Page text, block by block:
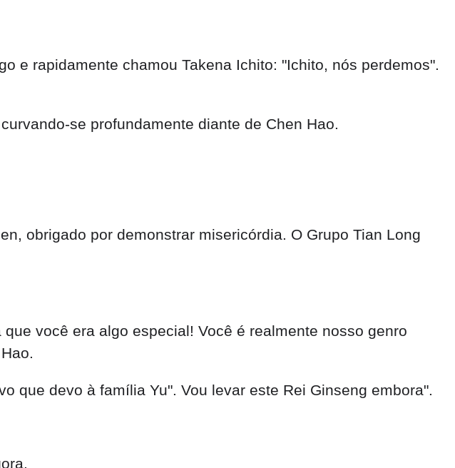
e rapidamente chamou Takena Ichito: "Ichito, nós perdemos".
se profundamente diante de Chen Hao.
obrigado por demonstrar misericórdia. O Grupo Tian Long